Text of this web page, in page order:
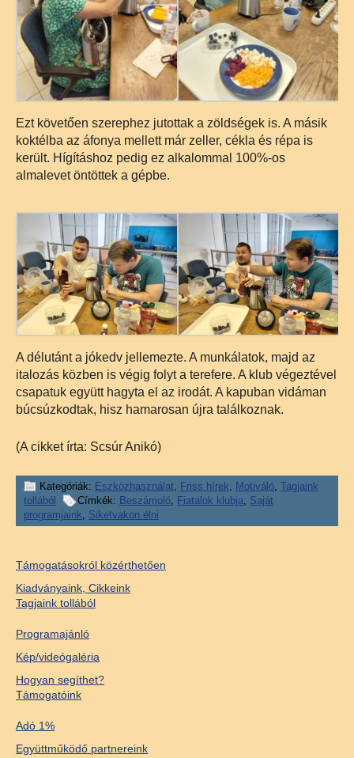
Ezt követően szerephez jutottak a zöldségek is. A másik
koktélba az áfonya mellett már zeller, cékla és répa is
került. Hígításhoz pedig ez alkalommal 100%-os
almalevet öntöttek a gépbe.
A délutánt a jókedv jellemezte. A munkálatok, majd az
italozás közben is végig folyt a terefere. A klub végeztével
csapatuk együtt hagyta el az irodát. A kapuban vidáman
búcsúzkodtak, hisz hamarosan újra találkoznak.
(A cikket írta: Scsúr Anikó)
Kategóriák: Eszközhasználat Friss hírek Motiváló Tagjaink
tollából
Címkék: Beszámoló Fiatalok klubja
Saját
programjaink
Siketvakon élni
Támogatásokról közérthetően
Kiadványaink, Cikkeink
Tagjaink tollából
Programajánló
Kép/videógaléria
Hogyan segíthet?
Támogatóink
Adó 1%
Együttműködő partnereink